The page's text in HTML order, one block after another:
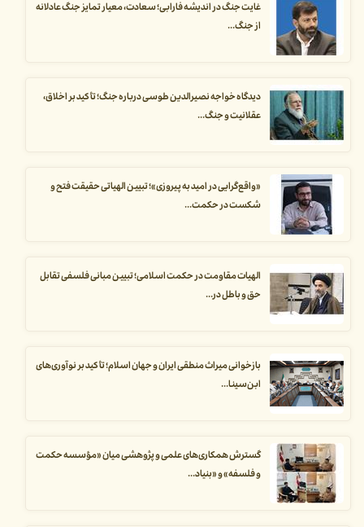
غایت جنگ در اندیشه فارابی؛ سعادت، معیار تمایز جنگ عادلانه
از جنگ...
دیدگاه خواجه نصیرالدین طوسی درباره جنگ؛ تأکید بر اخلاق،
عقلانیت و جنگ...
«واقع‌گرایی در امید به پیروزی»؛ تبیین الهیاتی حقیقت فتح و
شکست در حکمت...
الهیات مقاومت در حکمت اسلامی؛ تبیین مبانی فلسفی تقابل
حق و باطل در...
بازخوانی میراث منطقی ایران و جهان اسلام؛ تأکید بر نوآوری‌های
ابن‌سینا...
گسترش همکاری‌های علمی و پژوهشی میان «مؤسسه حکمت
و فلسفه» و «بنیاد...